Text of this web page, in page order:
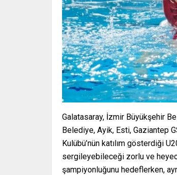
Galatasaray, İzmir Büyükşehir
Belediye, Ayik, Esti, Gaziantep
Kulübü’nün katılım gösterdiği
sergileyebileceği zorlu ve
şampiyonluğunu hedeflerken,